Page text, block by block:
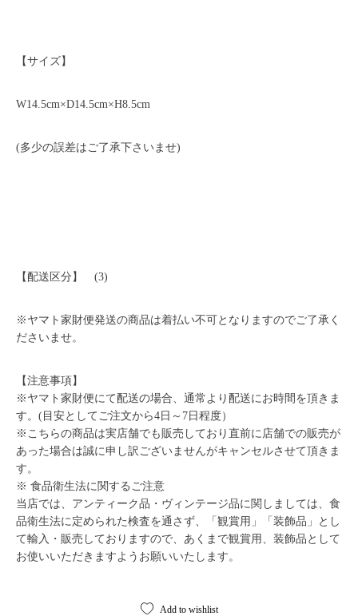
【サイズ】
W14.5cm×D14.5cm×H8.5cm
(多少の誤差はご了承下さいませ)
【配送区分】 (3)
※ヤマト家財便発送の商品は着払い不可となりますのでご了承く
ださいませ。
【注意事項】
※ヤマト家財便にて配送の場合、通常より配送にお時間を頂きま
す。(目安としてご注文から4日～7日程度）
※こちらの商品は実店舗でも販売しており直前に店舗での販売が
あった場合は誠に申し訳ございませんがキャンセルさせて頂きま
す。
※ 食品衛生法に関するご注意
当店では、アンティーク品・ヴィンテージ品に関しましては、食
品衛生法に定められた検査を通さず、「観賞用」「装飾品」とし
て輸入・販売しておりますので、あくまで観賞用、装飾品として
お使いいただきますようお願いいたします。
Add to wishlist